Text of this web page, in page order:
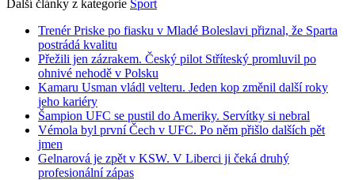
Další články z kategorie Sport
Trenér Priske po fiasku v Mladé Boleslavi přiznal, že Sparta
postrádá kvalitu
Přežili jen zázrakem. Český pilot Stříteský promluvil po
ohnivé nehodě v Polsku
Kamaru Usman vládl velteru. Jeden kop změnil další roky
jeho kariéry
Šampion UFC se pustil do Ameriky. Servítky si nebral
Vémola byl první Čech v UFC. Po něm přišlo dalších pět
jmen
Gelnarová je zpět v KSW. V Liberci ji čeká druhý
profesionální zápas